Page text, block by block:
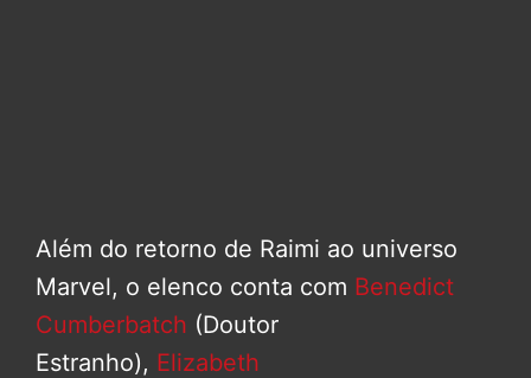
Além do retorno de Raimi ao universo
Marvel, o elenco conta com Benedict
Cumberbatch (Doutor
Estranho), Elizabeth